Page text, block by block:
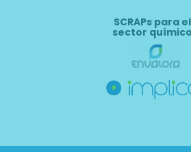
SCRAPs para el
sector químico